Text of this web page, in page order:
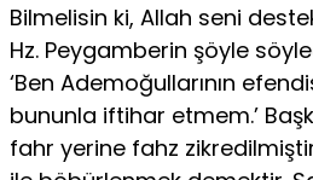
Bilmelisin ki, Allah seni
Hz. Peygam­berin şöyle
‘Ben Ademoğullarının
bununla iftihar etmem.’
fahr yerine fahz